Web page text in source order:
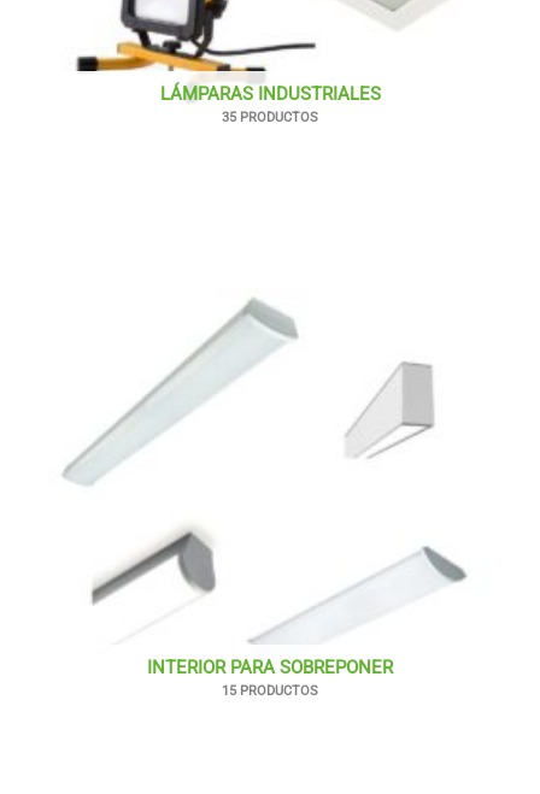
LÁMPARAS INDUSTRIALES
35 PRODUCTOS
INTERIOR PARA SOBREPONER
15 PRODUCTOS